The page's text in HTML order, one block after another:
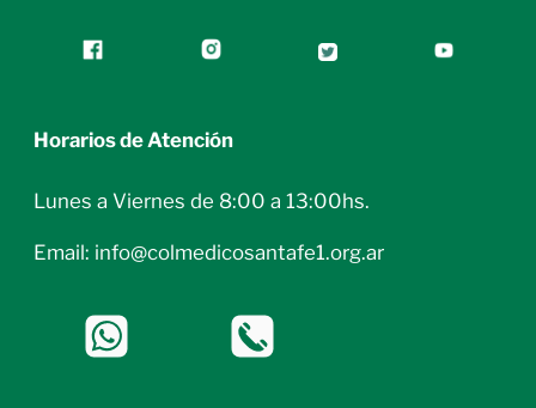
Horarios de Atención
Lunes a Viernes de 8:00 a 13:00hs.
Email: info@colmedicosantafe1.org.ar